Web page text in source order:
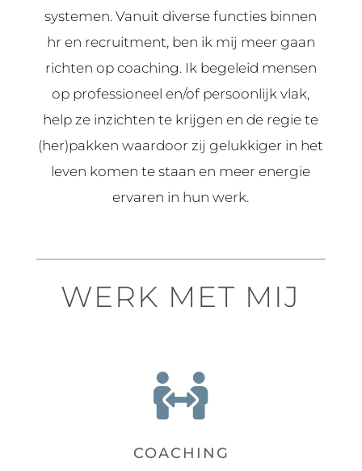
systemen. Vanuit diverse functies binnen
hr en recruitment, ben ik mij meer gaan
richten op coaching. Ik begeleid mensen
op professioneel en/of persoonlijk vlak,
help ze inzichten te krijgen en de regie te
(her)pakken waardoor zij gelukkiger in het
leven komen te staan en meer energie
ervaren in hun werk.
WERK MET MIJ

COACHING